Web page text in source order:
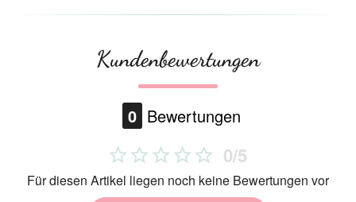
Kundenbewertungen
0 Bewertungen
0/5
Für diesen Artikel liegen noch keine Bewertungen vor